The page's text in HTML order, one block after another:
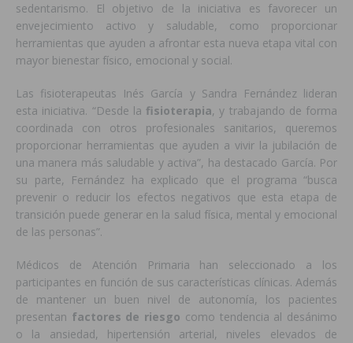
sedentarismo. El objetivo de la iniciativa es favorecer un
envejecimiento activo y saludable, como proporcionar
herramientas que ayuden a afrontar esta nueva etapa vital con
mayor bienestar físico, emocional y social.
Las fisioterapeutas Inés García y Sandra Fernández lideran
esta iniciativa. “Desde la fisioterapia, y trabajando de forma
coordinada con otros profesionales sanitarios, queremos
proporcionar herramientas que ayuden a vivir la jubilación de
una manera más saludable y activa”, ha destacado García. Por
su parte, Fernández ha explicado que el programa “busca
prevenir o reducir los efectos negativos que esta etapa de
transición puede generar en la salud física, mental y emocional
de las personas”.
Médicos de Atención Primaria han seleccionado a los
participantes en función de sus características clínicas. Además
de mantener un buen nivel de autonomía, los pacientes
presentan factores de riesgo como tendencia al desánimo
o la ansiedad, hipertensión arterial, niveles elevados de